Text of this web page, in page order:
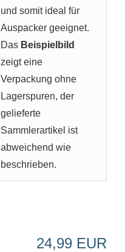
und somit ideal für
Auspacker geeignet.
Das Beispielbild
zeigt eine
Verpackung ohne
Lagerspuren, der
gelieferte
Sammlerartikel ist
abweichend wie
beschrieben.
24,99 EUR